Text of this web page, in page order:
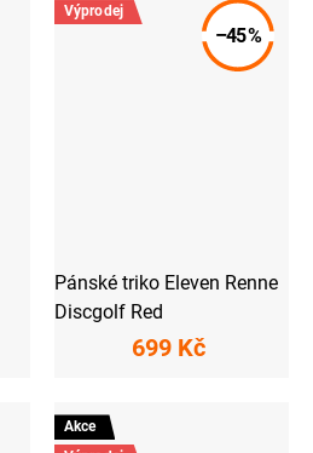
Výprodej
–45 %
Pánské triko Eleven Renne
Discgolf Red
699 Kč
Akce